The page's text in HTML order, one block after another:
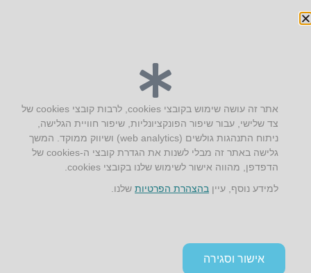
הצהרת נגישות
אתר זה עושה שימוש בקובצי cookies, לרבות קובצי cookies של
צד שלישי, עבור שיפור הפונקציונליות, שיפור חוויית הגלישה,
ניתוח התנהגות גולשים (web analytics) ושיווק ממוקד. המשך
גלישה באתר זה מבלי לשנות את הגדרת קובצי ה-cookies של
הדפדפן, מהווה אישור לשימוש שלנו בקובצי cookies.
למידע נוסף, עיין בהצהרת הפרטיותשלנו.
אישור וסגירה